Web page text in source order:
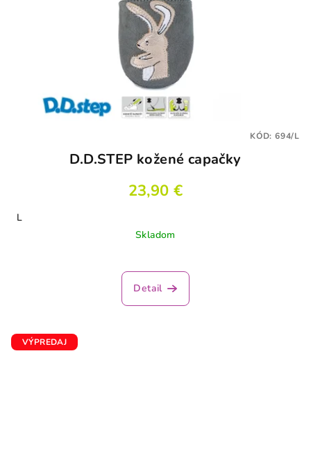
D.D.STEP kožené capačky
23,90 €
L
Skladom
Detail
KÓD: 694/L
VÝPREDAJ